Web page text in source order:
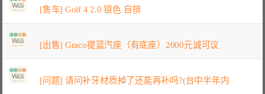
[售车] Golf 4 2.0 银色 自排
[出售] Graco提篮汽座（有底座）2000元诚可议
[问题] 请问补牙材质掉了还能再补吗?(台中半年内